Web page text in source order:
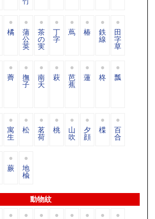
橘 蒲
公
英
茶
の
実
丁
字
蔦 椿 鉄
線
田
字
草
薺 撫
子
南
天
萩 芭
蕉
蓮 柊 瓢
寓
生
松 茗
荷
桃 山
吹
夕
顔
楪 百
合
蕨 地
楡
動物紋